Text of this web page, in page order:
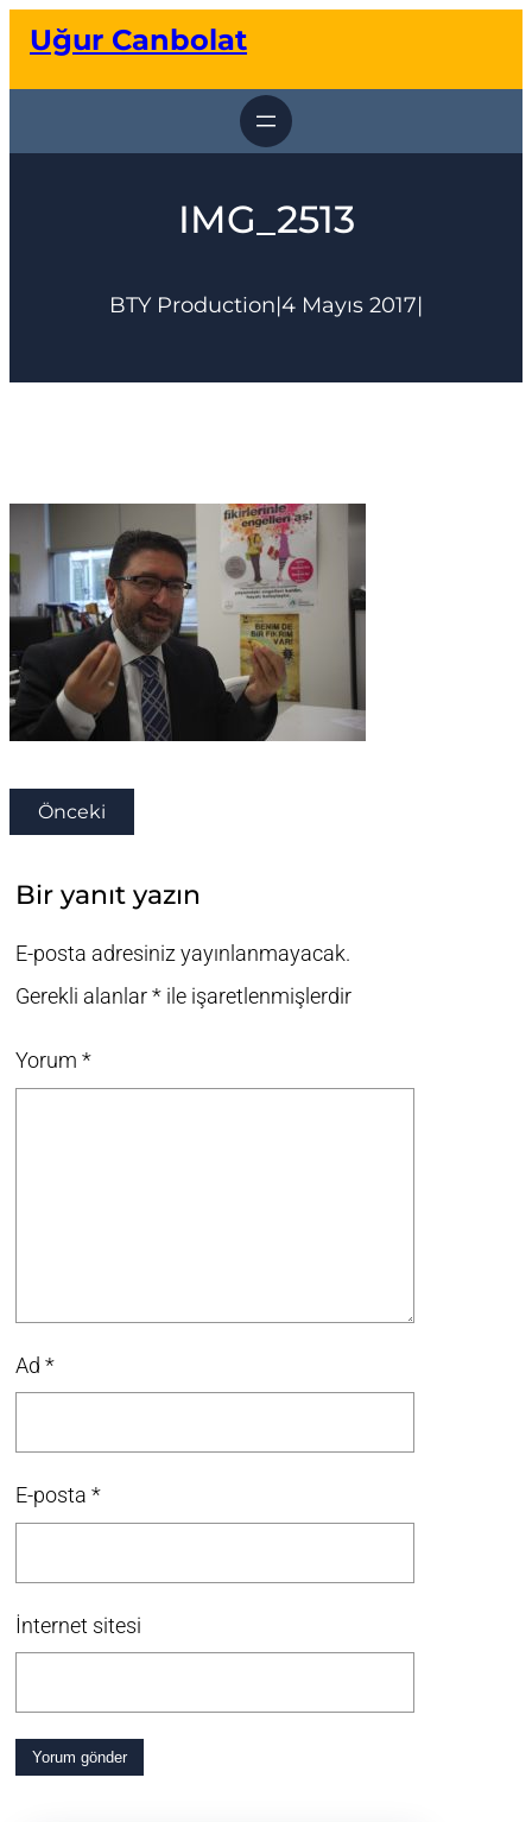
geçUğur Canbolat
IMG_2513
BTY Production|4 Mayıs 2017|
Önceki
Bir yanıt yazın
E-posta adresiniz yayınlanmayacak.
Gerekli alanlar* ile işaretlenmişlerdir
Yorum *
Ad *
E-posta *
İnternet sitesi